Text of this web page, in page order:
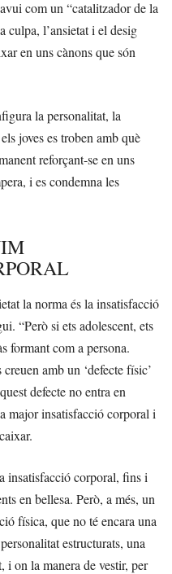
com un “catalitzador de la
culpa, l’ansietat i el desig
en uns cànons que són
la personalitat, la
joves es troben amb què
reforçant-se en uns
i es condemna les
la norma és la insatisfacció
“Però si ets adolescent, ets
formant com a persona.
amb un ‘defecte físic’
defecte no entra en
major insatisfacció corporal i
insatisfacció corporal, fins i
en bellesa. Però, a més, un
física, que no té encara una
estructurats, una
i on la manera de vestir, per